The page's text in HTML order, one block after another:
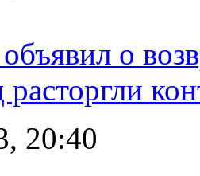
о
расторгли
20:40